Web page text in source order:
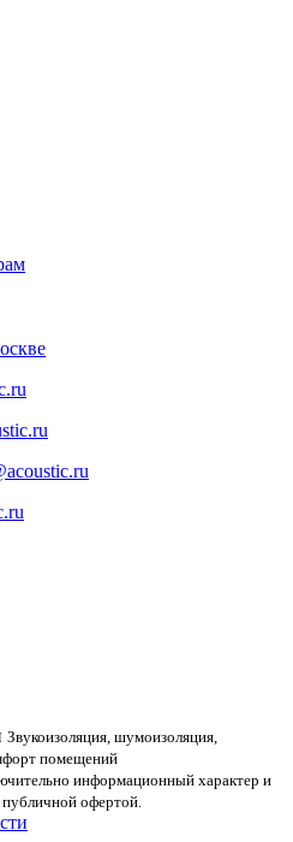
Звукоизоляция, шумоизоляция,
помещений
информационный характер и
публичной офертой.